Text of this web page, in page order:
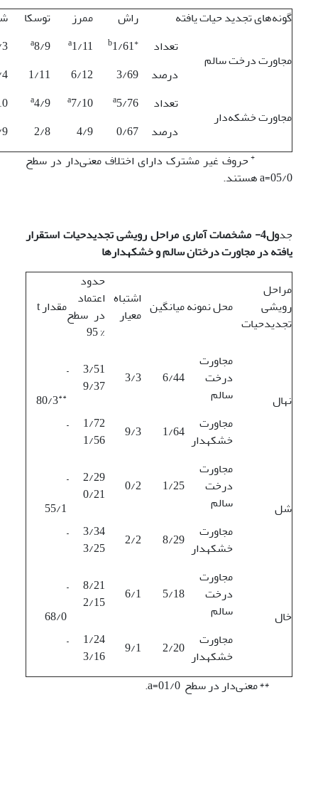
گونه‌های تجدید حیات یافته
راش ممرز توسکا
مجاورت درخت سالم
تعداد +
b1/61
a1/11
a8/9
درصد
3/69
6/12
1/11
مجاورت خشکه‌دار
تعداد a5/76
a7/10
a4/9
درصد
0/67
4/9
2/8
+حروف غیر مشترک دارای اختلاف معنی‌دار در سطح
05/0=a هستند.
جد
ول4- مشخصات آماری مراحل رویشی تجدیدحیات استقرار
یافته در مجاورت درختان سالم و خشکه­دارها
مراحل
رویشی
تجدیدحیات
محل نمونهمیانگین اشتباه
معیار
حدود
اعتماد
در سطح
% 95
مقدار t
نهال
مجاورت
درخت
سالم
6/44
3/3
3/51 –
9/37
**
80/3
مجاورت
خشکه­دار 1/64
9/3
1/72 –
1/56
شل
مجاورت
درخت
سالم
1/25
0/2
2/29 –
0/21
55/1
مجاورت
خشکه­دار 8/29
2/2
3/34 –
3/25
خال
مجاورت
درخت
سالم
5/18
6/1
8/21 –
2/15
68/0
مجاورت
خشکه­دار 2/20
9/1
1/24 –
3/16
**معنی‌دار در سطح 01/0=a.